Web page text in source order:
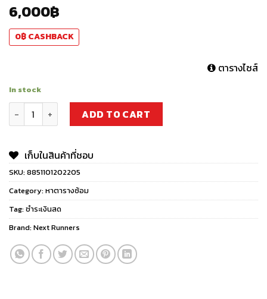
out of 5
based on
customer
rating
6,000฿
0฿CASHBACK
ตารางไซส์
In stock
Basic Running (เริ่มต้นปูพื้นฐาน) ปรับท่าวิ่ง เทคนิคการวิ่ง ลดอากา
ADD TO CART
เก็บในสินค้าที่ชอบ
SKU:8851101202205
Category:หาตารางซ้อม
Tag:ชำระเงินสด
Brand:Next Runners